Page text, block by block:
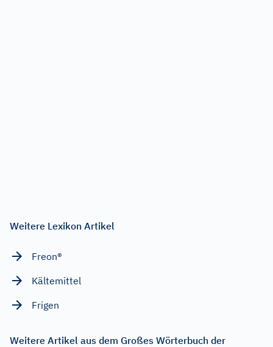
Weitere Lexikon Artikel
Freon®
Kältemittel
Frigen
Weitere Artikel aus dem Großes Wörterbuch der